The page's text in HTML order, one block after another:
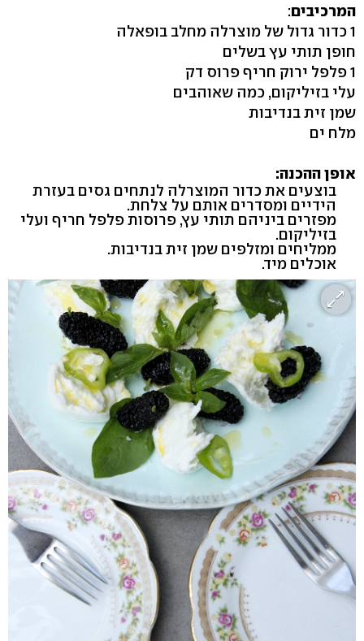
המרכיבים:
1 כדור גדול של מוצרלה מחלב בופאלה
חופן תותי עץ בשלים
1 פלפל ירוק חריף פרוס דק
עלי בזיליקום, כמה שאוהבים
שמן זית בנדיבות
מלח ים
אופן ההכנה:
בוצעים את כדור המוצרלה לנתחים גסים בעזרת
הידיים ומסדרים אותם על צלחת.
מפזרים ביניהם תותי עץ, פרוסות פלפל חריף ועלי
בזיליקום.
ממליחים ומזלפים שמן זית בנדיבות.
אוכלים מיד.